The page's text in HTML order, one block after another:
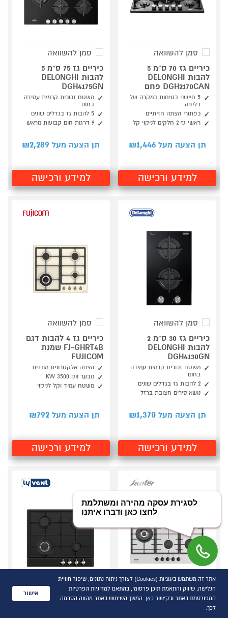
סמן להשוואה
כיריים גז 70 ס"מ 5
להבות DELONGHI
DGH2170CAN פחם
5 חיישני בטיחות במקרה של
דליפה
כפתורי הצתה חזיתיים
ראשי גז 2 חלקים לניקוי קל
תן הצעה מעל ₪ 1,446
למידע ורכישה
סמן להשוואה
כיריים גז 75 ס"מ 5
להבות DELONGHI
DGH4175GN
משטח זכוכית קרמית עמידה
בחום
5 להבות גז בגדלים שונים
9 דרגות חום קבועות מראש
תן הצעה מעל ₪ 2,289
למידע ורכישה
סמן להשוואה
כיריים גז 30 ס"מ 2
להבות DELONGHI
DGH4130GN
משטח זכוכית קרמית עמידה
בחום
2 להבות גז בגדלים שונים
נושא סירים חצובת ברזל
תן הצעה מעל ₪ 1,370
למידע ורכישה
סמן להשוואה
כיריים גז 4 להבות דגם
FJ-GHRT4B שמנת
FUJICOM
הצתה אלקטרונית מובנית
מבער ווק 3500 KW
משטח עמיד וקל לניקוי
תן הצעה מעל ₪ 792
למידע ורכישה
סמן להשוואה
סמן להשוואה
אתר זה משתמש בעוגיות (Cookies) לצורך ניתוח נתונים, שיפור חוויית
הגלישה, שיווק והתאמת תוכן פרסומי, בהתאם למדיניות הפרטיות
המפורסמת באתר ובקישור כאן. המשך השימוש באתר מהווה הסכמה
לכך.
אישור